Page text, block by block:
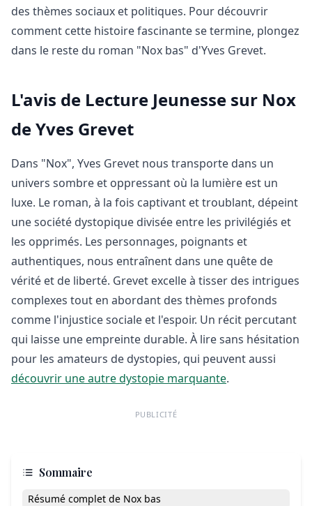
des thèmes sociaux et politiques. Pour découvrir
comment cette histoire fascinante se termine, plongez
dans le reste du roman "Nox bas" d'Yves Grevet.
L'avis de Lecture Jeunesse sur Nox
de Yves Grevet
Dans "Nox", Yves Grevet nous transporte dans un
univers sombre et oppressant où la lumière est un
luxe. Le roman, à la fois captivant et troublant, dépeint
une société dystopique divisée entre les privilégiés et
les opprimés. Les personnages, poignants et
authentiques, nous entraînent dans une quête de
vérité et de liberté. Grevet excelle à tisser des intrigues
complexes tout en abordant des thèmes profonds
comme l'injustice sociale et l'espoir. Un récit percutant
qui laisse une empreinte durable. À lire sans hésitation
pour les amateurs de dystopies, qui peuvent aussi
découvrir une autre dystopie marquante.
PUBLICITÉ
Sommaire
Résumé complet de Nox bas